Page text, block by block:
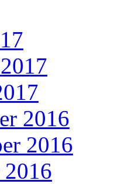
2016
2016